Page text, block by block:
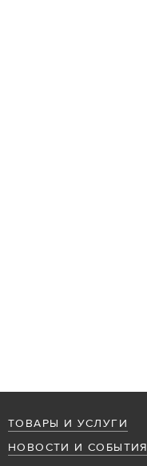
ТОВАРЫ И УСЛУГИ
НОВОСТИ И СОБЫТИЯ